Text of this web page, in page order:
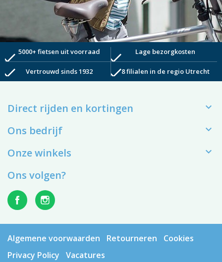
check5000+ fietsen uit voorraad check Lage bezorgkosten
check Vertrouwd sinds 1932 check8 filialen in de regio Utrecht
Direct rijden en kortingen 
Ons bedrijf 
Onze winkels 
Ons volgen?
Algemene voorwaarden Retourneren
Cookies
Privacy Policy
Vacatures